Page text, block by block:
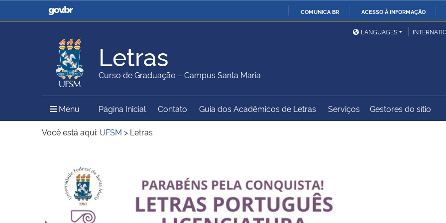
COMUNICA BR ACESSO À INFORMAÇÃO
Casa Civil
Ministério da Justiça e
Ministério da Defesa
Ministério das Relações
Exteriores
Ministério da Agricultura,
Pecuária e Abastecimento
Ministério da Educação
Ministério do Meio Ambiente Ministério do Turismo
Ministério do
Controladoria-Geral da
Secretaria de Governo
Institucional
LANGUAGES
Letras
Curso de Graduação – Campus Santa Maria
Menu Menu Principal do Sítio
Página Inicial Contato Guia dos Acadêmicos de Letras Serviços Gestores do sítio
Você está aqui: UFSM > Letras